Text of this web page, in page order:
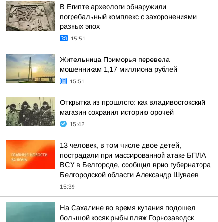
В Египте археологи обнаружили
погребальный комплекс с захоронениями
разных эпох
15:51
Жительница Приморья перевела
мошенникам 1,17 миллиона рублей
15:51
Открытка из прошлого: как владивостокский
магазин сохранил историю орочей
15:42
13 человек, в том числе двое детей,
пострадали при массированной атаке БПЛА
ВСУ в Белгороде, сообщил врио губернатора
Белгородской области Александр Шуваев
15:39
На Сахалине во время купания подошел
большой косяк рыбы пляж Горнозаводск